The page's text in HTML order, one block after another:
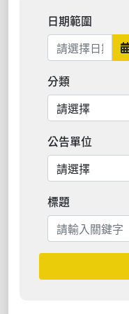
日期範圍
分類
公告單位
標題
搜尋